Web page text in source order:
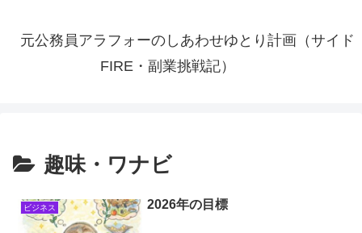
元公務員アラフォーのしあわせゆとり計画（サイド
FIRE・副業挑戦記）
趣味・ワナビ
ビジネス 2026年の目標